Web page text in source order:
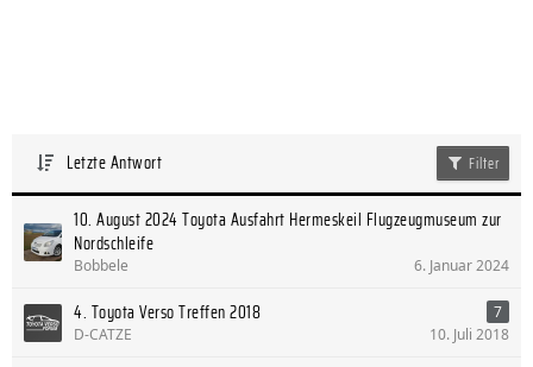
Letzte Antwort Filter
10. August 2024 Toyota Ausfahrt Hermeskeil Flugzeugmuseum zur
Nordschleife
Bobbele 6. Januar 2024
4. Toyota Verso Treffen 2018
7
D-CATZE
10. Juli 2018